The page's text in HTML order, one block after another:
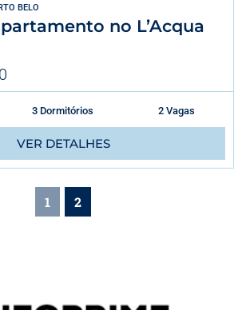
BELO
no L’Acqua
3 Dormitórios 2 Vagas
VER DETALHES
1 2